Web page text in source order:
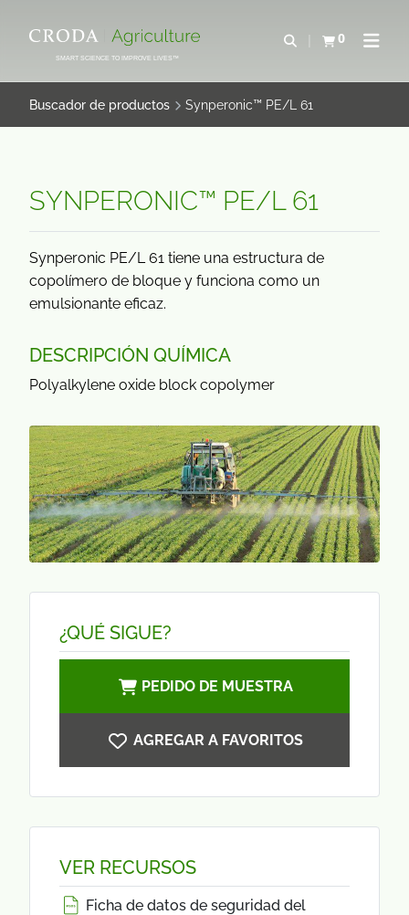
CONTENIDOSMART SCIENCE TO IMPROVE LIVES™
Abrir0
Ver carritoAbrir
Buscador de productos Synperonic™ PE/L 61
SYNPERONIC™ PE/L 61
Synperonic PE/L 61 tiene una estructura de
copolímero de bloque y funciona como un
emulsionante eficaz.
DESCRIPCIÓN QUÍMICA
Polyalkylene oxide block copolymer
¿QUÉ SIGUE?
PEDIDO DE MUESTRA
AGREGAR A FAVORITOS
VER RECURSOS
Ficha de datos de seguridad del